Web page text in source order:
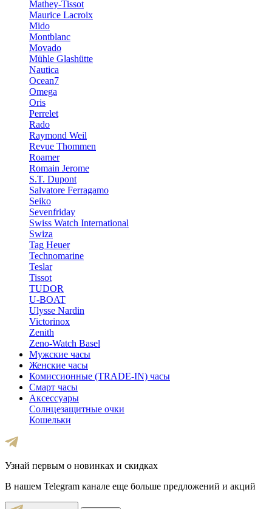
Mathey-Tissot
Maurice Lacroix
Mido
Montblanc
Movado
Mühle Glashütte
Nautica
Ocean7
Omega
Oris
Perrelet
Rado
Raymond Weil
Revue Thommen
Roamer
Romain Jerome
S.T. Dupont
Salvatore Ferragamo
Seiko
Sevenfriday
Swiss Watch International
Swiza
Tag Heuer
Technomarine
Teslar
Tissot
TUDOR
U-BOAT
Ulysse Nardin
Victorinox
Zenith
Zeno-Watch Basel
Мужские часы
Женские часы
Комиссионные (TRADE-IN) часы
Смарт часы
Аксессуары
Солнцезащитные очки
Кошельки
Узнай первым о новинках и скидках
В нашем Telegram канале еще больше предложений и акций